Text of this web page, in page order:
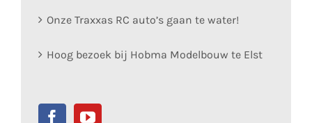
Onze Traxxas RC auto’s gaan te water!
Hoog bezoek bij Hobma Modelbouw te Elst